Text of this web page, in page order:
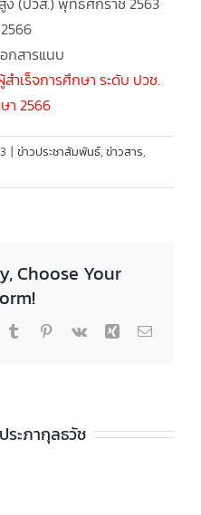
กสารแนบ
ำเร็จการศึกษา ระดับ ปวช.
า 2566
| ข่าวประชาสัมพันธ์, ข่าวสาร,
Choose Your
TumblrPinterest
Vk Xing Email
ระภากุลธวัช